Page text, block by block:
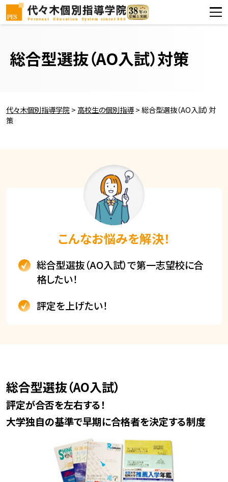
総合型選抜（AO入試）対策
代々木個別指導学院> 高校生の個別指導>総合型選抜（AO入試）対
策
こんなお悩みを解決！
総合型選抜（AO入試）で第一志望校に合
格したい！
評定を上げたい！
総合型選抜（AO入試）
評定が合否を左右する！
大学独自の基準で早期に合格者を決定する制度